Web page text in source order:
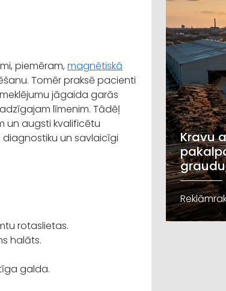
piemēram, magnētiskā
Tomēr praksē pacienti
jāgaida garās
līmenim. Tādēļ
un augsti kvalificētu
un savlaicīgi
rotaslietas.
halāts.
galda.
Kravu